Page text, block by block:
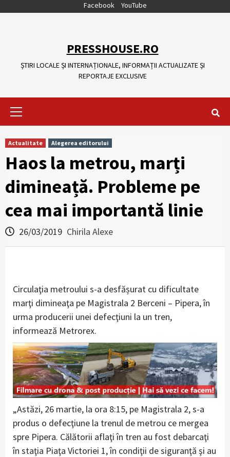
Facebook YouTube
PRESSHOUSE.RO
ȘTIRI LOCALE ȘI INTERNAȚIONALE, INFORMAȚII ACTUALIZATE ȘI
REPORTAJE EXCLUSIVE
Actualitate Alegerea editorului
Haos la metrou, marți
dimineață. Probleme pe
cea mai importantă linie
26/03/2019 Chirila Alexe
Circulaţia metroului s-a desfășurat cu dificultate
marţi dimineaţa pe Magistrala 2 Berceni – Pipera, în
urma producerii unei defecţiuni la un tren,
informează Metrorex.
„Astăzi, 26 martie, la ora 8:15, pe Magistrala 2, s-a
produs o defecţiune la trenul de metrou ce mergea
spre Pipera. Călătorii aflaţi în tren au fost debarcaţi
în staţia Piaţa Victoriei 1, în condiţii de siguranţă şi au